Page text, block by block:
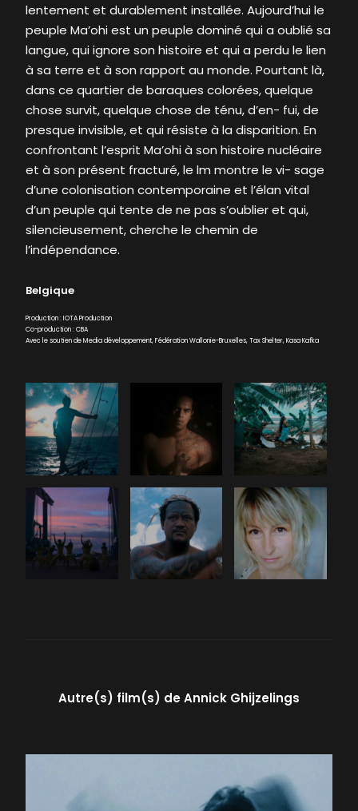
lentement et durablement installée. Aujourd’hui le
peuple Ma’ohi est un peuple dominé qui a oublié sa
langue, qui ignore son histoire et qui a perdu le lien
à sa terre et à son rapport au monde. Pourtant là,
dans ce quartier de baraques colorées, quelque
chose survit, quelque chose de ténu, d’en- fui, de
presque invisible, et qui résiste à la disparition. En
confrontant l’esprit Ma’ohi à son histoire nucléaire
et à son présent fracturé, le lm montre le vi- sage
d’une colonisation contemporaine et l’élan vital
d’un peuple qui tente de ne pas s’oublier et qui,
silencieusement, cherche le chemin de
l’indépendance.
Belgique
Production : IOTA Production
Co-production : CBA
Avec le soutien de Media développement, Fédération Wallonie-Bruxelles, Tax Shelter, Kasa Kafka
Autre(s) film(s) deAnnick Ghijzelings